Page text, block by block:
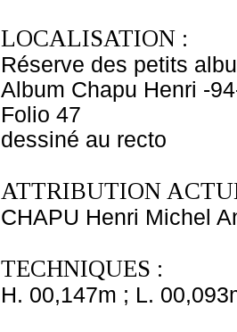
LOCALISATION :
Réserve des petits
Album Chapu Henri -
Folio 47
dessiné au recto
ATTRIBUTION
CHAPU Henri Michel
TECHNIQUES :
H. 00,147m ; L.